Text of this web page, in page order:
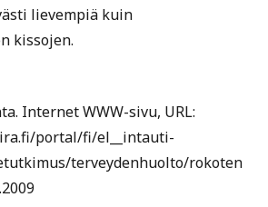
lievempiä kuin
kissojen.
Internet WWW-sivu, URL:
portal/fi/el__intauti-
terveydenhuolto/rokoten